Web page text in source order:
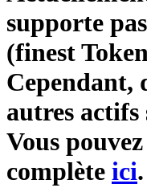
supporte pas
(finest
Cependant,
autres actifs
Vous
complète ici.